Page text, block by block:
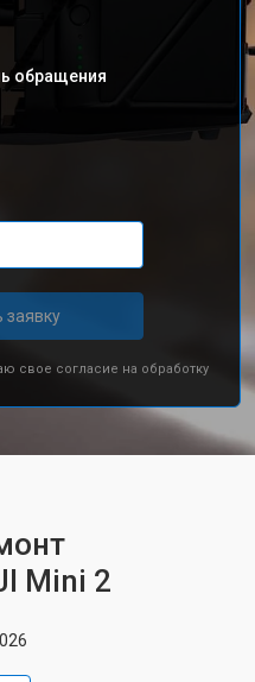
обращения
заявку
свое согласие на обработку
Mini 2